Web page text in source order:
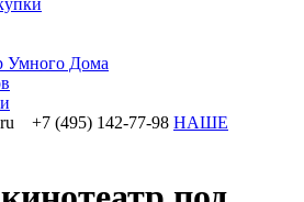
Умного Дома
+7 (495) 142-77-98 НАШЕ